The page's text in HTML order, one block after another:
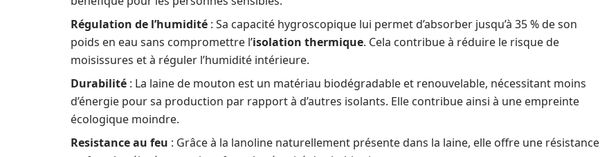
Régulation de l’humidité : Sa capacité hygroscopique lui permet d’absorber jusqu’à 35 % de son
poids en eau sans compromettre l’isolation thermique. Cela contribue à réduire le risque de
moisissures et à réguler l’humidité intérieure.
Durabilité : La laine de mouton est un matériau biodégradable et renouvelable, nécessitant moins
d’énergie pour sa production par rapport à d’autres isolants. Elle contribue ainsi à une empreinte
écologique moindre.
Resistance au feu : Grâce à la lanoline naturellement présente dans la laine, elle offre une résistance